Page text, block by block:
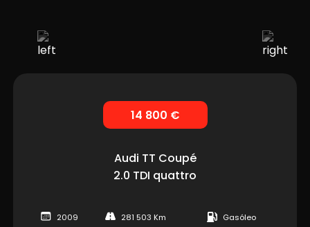
14 800 €
Audi TT Coupé
2.0 TDI quattro
2009 281 503 Km Gasóleo